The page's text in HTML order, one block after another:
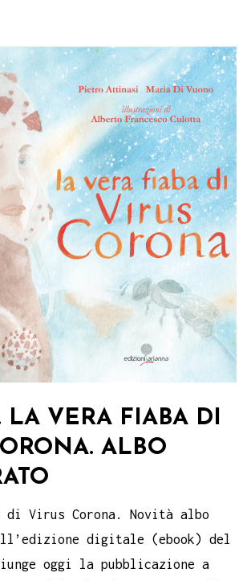
LA VERA FIABA DI
ALBO
di Virus Corona. Novità albo
digitale (ebook) del
oggi la pubblicazione a